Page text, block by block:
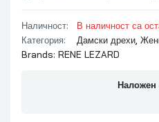
Наличност:
В наличност са
Категория:
Дамски дрехи
Brands: RENE LEZARD
Наложен